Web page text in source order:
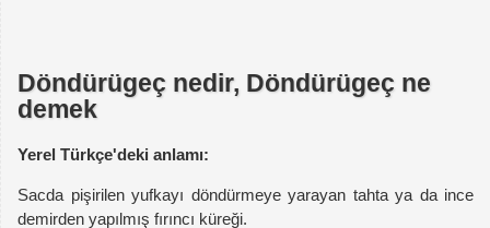
Döndürügeç nedir, Döndürügeç ne
demek
Yerel Türkçe'deki anlamı:
Sacda pişirilen yufkayı döndürmeye yarayan tahta ya da ince
demirden yapılmış fırıncı küreği.